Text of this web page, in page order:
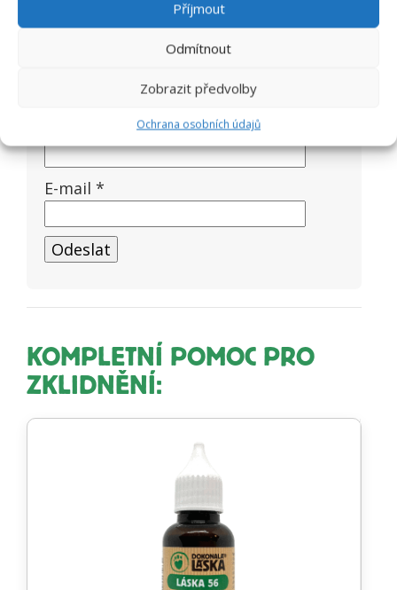
Příjmout
Odmítnout
Zobrazit předvolby
Ochrana osobních údajů
Vaše recenze*
E-mail *
KOMPLETNÍ POMOC PRO
ZKLIDNĚNÍ: